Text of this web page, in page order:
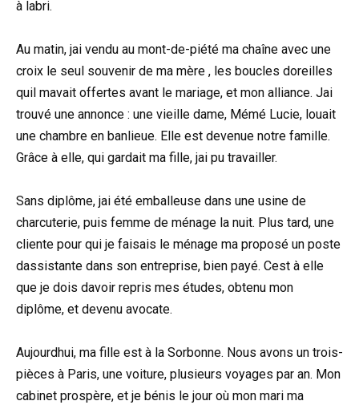
à labri.
Au matin, jai vendu au mont-de-piété ma chaîne avec une
croix le seul souvenir de ma mère , les boucles doreilles
quil mavait offertes avant le mariage, et mon alliance. Jai
trouvé une annonce : une vieille dame, Mémé Lucie, louait
une chambre en banlieue. Elle est devenue notre famille.
Grâce à elle, qui gardait ma fille, jai pu travailler.
Sans diplôme, jai été emballeuse dans une usine de
charcuterie, puis femme de ménage la nuit. Plus tard, une
cliente pour qui je faisais le ménage ma proposé un poste
dassistante dans son entreprise, bien payé. Cest à elle
que je dois davoir repris mes études, obtenu mon
diplôme, et devenu avocate.
Aujourdhui, ma fille est à la Sorbonne. Nous avons un trois-
pièces à Paris, une voiture, plusieurs voyages par an. Mon
cabinet prospère, et je bénis le jour où mon mari ma